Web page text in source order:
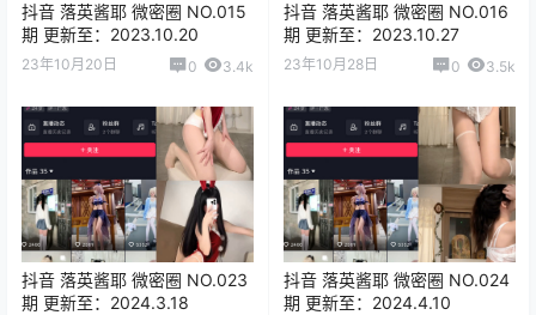
抖音 落英酱耶 微密圈 NO.015
期 更新至：2023.10.20
23年10月20日 0 3.4k
抖音 落英酱耶 微密圈 NO.016
期 更新至：2023.10.27
23年10月28日 0 3.5k
抖音 落英酱耶 微密圈 NO.023
期 更新至：2024.3.18
抖音 落英酱耶 微密圈 NO.024
期 更新至：2024.4.10